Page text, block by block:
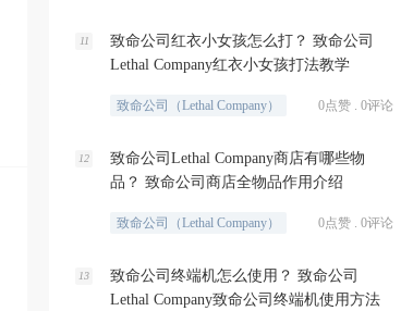
11
致命公司红衣小女孩怎么打？ 致命公司
Lethal Company红衣小女孩打法教学
致命公司（Lethal Company） 0点赞 . 0评论
12
致命公司Lethal Company商店有哪些物
品？ 致命公司商店全物品作用介绍
致命公司（Lethal Company） 0点赞 . 0评论
13
致命公司终端机怎么使用？ 致命公司
Lethal Company致命公司终端机使用方法